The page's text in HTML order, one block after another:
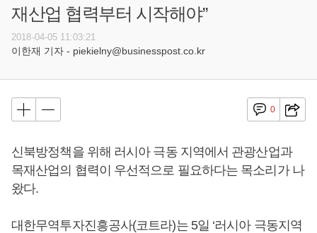
재산업 협력부터 시작해야”
2018-04-05 11:03:21
이한재 기자 - piekielny@businesspost.co.kr
0
신북방정책을 위해 러시아 극동 지역에서 관광산업과
목재산업의 협력이 우선적으로 필요하다는 목소리가 나
왔다.
대한무역투자진흥공사(코트라)는 5일 ‘러시아 극동지역